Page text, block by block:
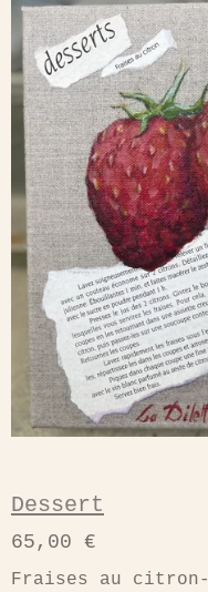
Dessert
65,00 €
Fraises au citron-